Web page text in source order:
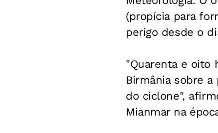
(propícia para
perigo desde o
"Quarenta e oito
Birmânia sobre
do ciclone",
Mianmar na